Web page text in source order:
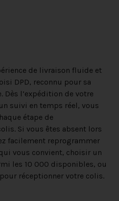
de livraison fluide et
DPD, reconnu pour sa
Dès l’expédition de votre
suivi en temps réel, vous
étape de
Si vous êtes absent lors
facilement reprogrammer
vous convient, choisir un
les 10 000 disponibles, ou
réceptionner votre colis.